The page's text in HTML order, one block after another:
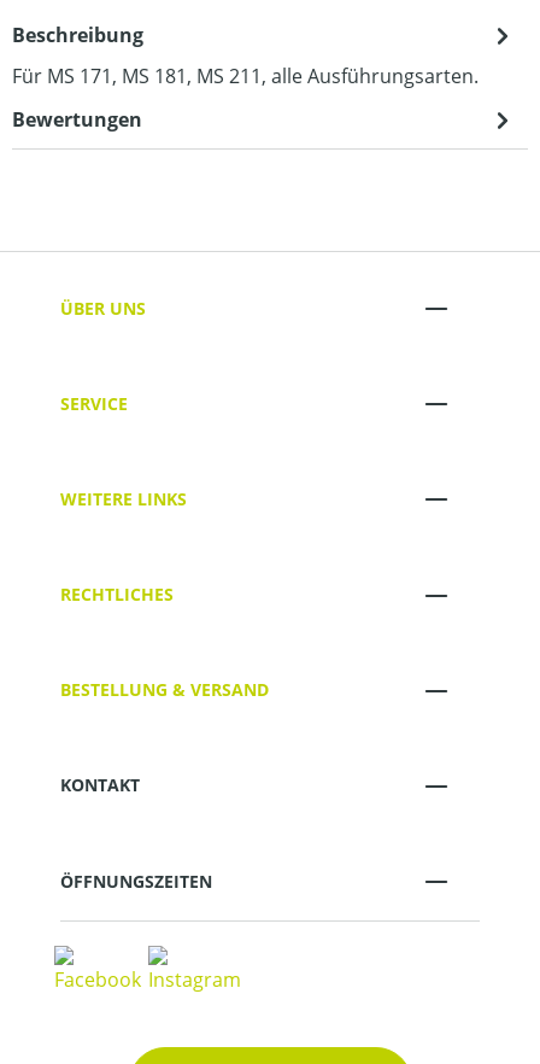
Beschreibung
Für MS 171, MS 181, MS 211, alle Ausführungsarten.
Bewertungen
ÜBER UNS
SERVICE
WEITERE LINKS
RECHTLICHES
BESTELLUNG & VERSAND
KONTAKT
ÖFFNUNGSZEITEN